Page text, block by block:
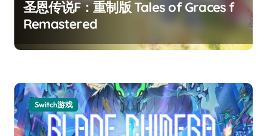
圣恩传说F：重制版 Tales of Graces f
Remastered
Switch游戏